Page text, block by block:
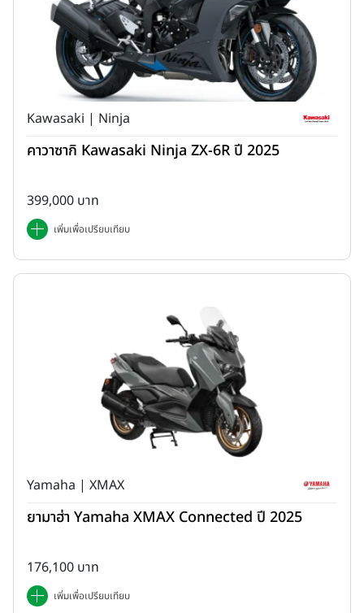
Kawasaki | Ninja
คาวาซากิ Kawasaki Ninja ZX-6R ปี 2025
399,000 บาท
เพิ่มเพื่อเปรียบเทียบ
Yamaha | XMAX
ยามาฮ่า Yamaha XMAX Connected ปี 2025
176,100 บาท
เพิ่มเพื่อเปรียบเทียบ